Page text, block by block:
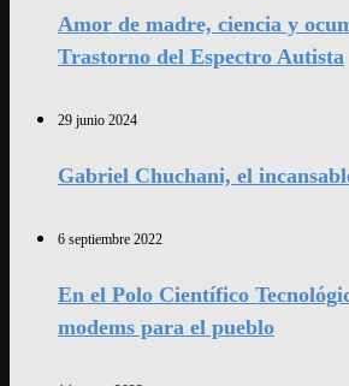
Amor de madre, ciencia y
Trastorno del Espectro Autista
29 junio 2024
Gabriel Chuchani, el
6 septiembre 2022
En el Polo Científico
modems para el pueblo